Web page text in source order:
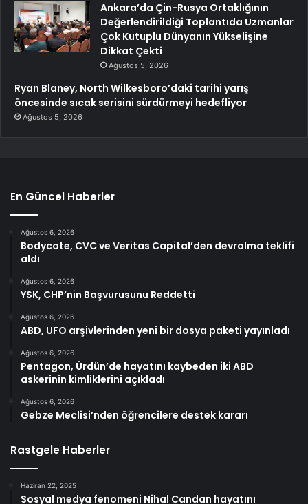
Ankara’da Çin-Rusya Ortaklığının
Değerlendirildiği Toplantıda Uzmanlar
Çok Kutuplu Dünyanın Yükselişine
Dikkat Çekti
Ağustos 5, 2026
Ryan Blaney, North Wilkesboro’daki tarihi yarış
öncesinde sıcak serisini sürdürmeyi hedefliyor
Ağustos 5, 2026
En Güncel Haberler
Ağustos 6, 2026
Bodycote, CVC ve Veritas Capital’den devralma teklifi
aldı
Ağustos 6, 2026
YSK, CHP’nin Başvurusunu Reddetti
Ağustos 6, 2026
ABD, UFO arşivlerinden yeni bir dosya paketi yayınladı
Ağustos 6, 2026
Pentagon, Ürdün’de hayatını kaybeden iki ABD
askerinin kimliklerini açıkladı
Ağustos 6, 2026
Gebze Meclisi’nden öğrencilere destek kararı
Rastgele Haberler
Haziran 22, 2025
Sosyal medya fenomeni Nihal Candan hayatını